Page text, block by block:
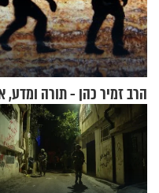
הרב זמיר כהן - תורה ומדע,